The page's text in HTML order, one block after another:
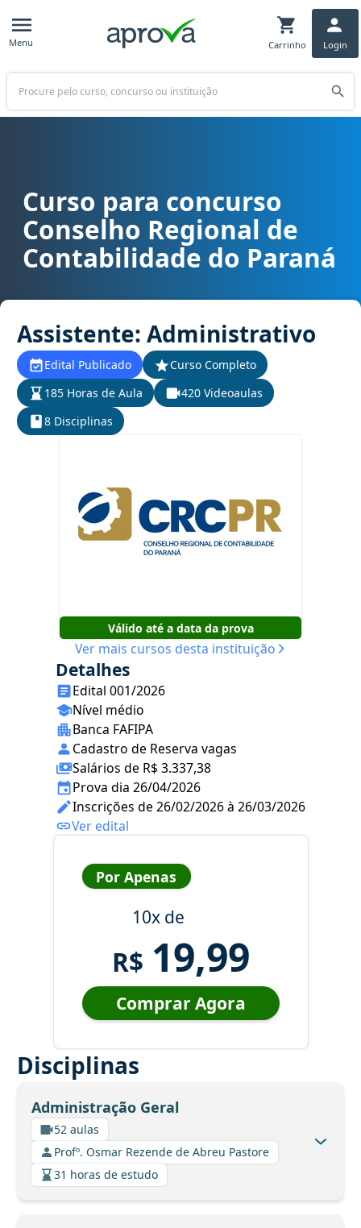
Menu Carrinho Login
Buscar
Curso para concurso CRC PR - Conselho Regional de
Curso para concurso
Conselho Regional de
Contabilidade do Paraná
Assistente: Administrativo
Edital Publicado
Curso Completo
185 Horas de Aula
420 Videoaulas
8 Disciplinas
Válido até a data da prova
Ver mais cursos desta instituição
Detalhes
Edital 001/2026
Nível médio
Banca FAFIPA
Cadastro de Reserva vagas
Salários de R$ 3.337,38
Prova dia 26/04/2026
Inscrições de 26/02/2026 à 26/03/2026
Ver edital
Por Apenas
10x de
R$ 19,99
Comprar Agora
Disciplinas
Administração Geral
52 aulas
Profº. Osmar Rezende de Abreu Pastore
31 horas de estudo